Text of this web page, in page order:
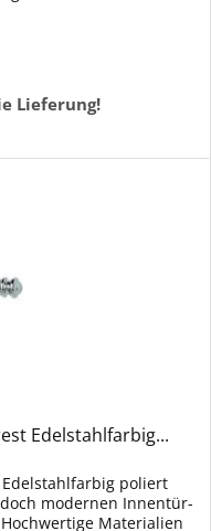
Lieferung!
Edelstahlfarbig...
poliert
modernen Innentür-
Materialien